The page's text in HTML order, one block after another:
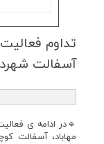
تداوم
آسفالت
🔹در ادامه ی
مهاباد، آسفالت